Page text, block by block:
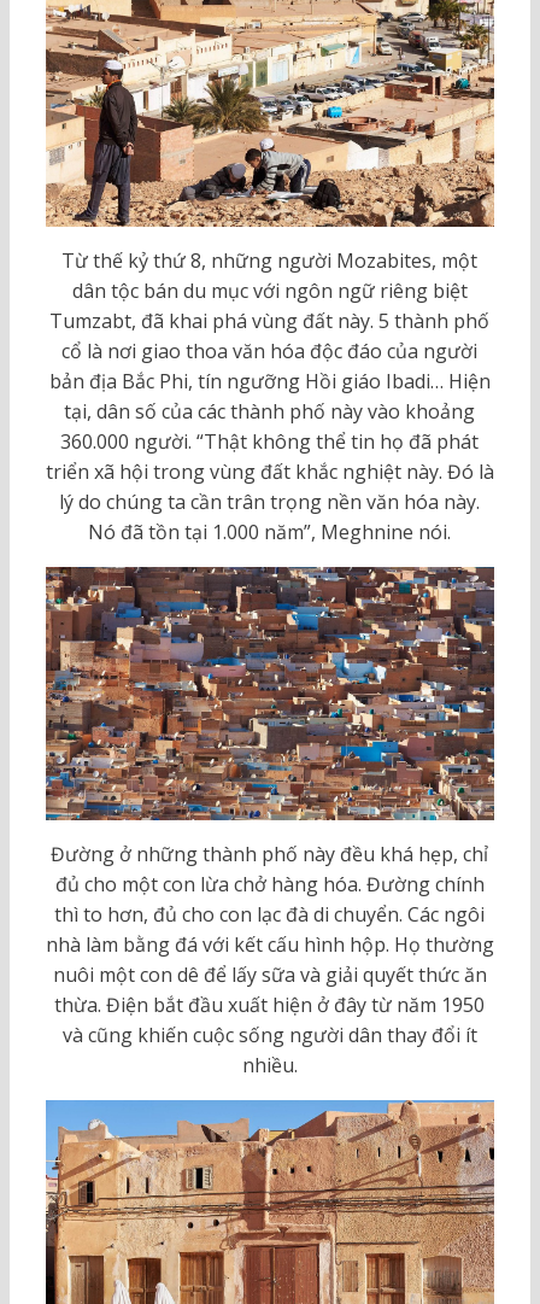
Từ thế kỷ thứ 8, những người Mozabites, một
dân tộc bán du mục với ngôn ngữ riêng biệt
Tumzabt, đã khai phá vùng đất này. 5 thành phố
cổ là nơi giao thoa văn hóa độc đáo của người
bản địa Bắc Phi, tín ngưỡng Hồi giáo Ibadi… Hiện
tại, dân số của các thành phố này vào khoảng
360.000 người. “Thật không thể tin họ đã phát
triển xã hội trong vùng đất khắc nghiệt này. Đó là
lý do chúng ta cần trân trọng nền văn hóa này.
Nó đã tồn tại 1.000 năm”, Meghnine nói.
Đường ở những thành phố này đều khá hẹp, chỉ
đủ cho một con lừa chở hàng hóa. Đường chính
thì to hơn, đủ cho con lạc đà di chuyển. Các ngôi
nhà làm bằng đá với kết cấu hình hộp. Họ thường
nuôi một con dê để lấy sữa và giải quyết thức ăn
thừa. Điện bắt đầu xuất hiện ở đây từ năm 1950
và cũng khiến cuộc sống người dân thay đổi ít
nhiều.